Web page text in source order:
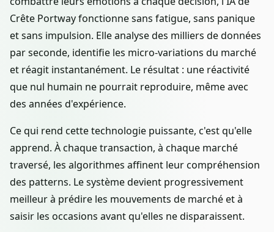
Crête Portway fonctionne sans fatigue, sans panique
et sans impulsion. Elle analyse des milliers de données
par seconde, identifie les micro-variations du marché
et réagit instantanément. Le résultat : une réactivité
que nul humain ne pourrait reproduire, même avec
des années d'expérience.
Ce qui rend cette technologie puissante, c'est qu'elle
apprend. À chaque transaction, à chaque marché
traversé, les algorithmes affinent leur compréhension
des patterns. Le système devient progressivement
meilleur à prédire les mouvements de marché et à
saisir les occasions avant qu'elles ne disparaissent.